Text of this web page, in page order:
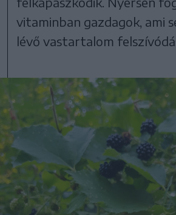
vitaminban gazdagok, ami
lévő vastartalom